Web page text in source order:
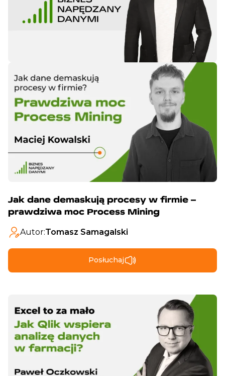
Jak dane demaskują procesy w firmie –
prawdziwa moc Process Mining
Autor:Tomasz Samagalski
Posłuchaj